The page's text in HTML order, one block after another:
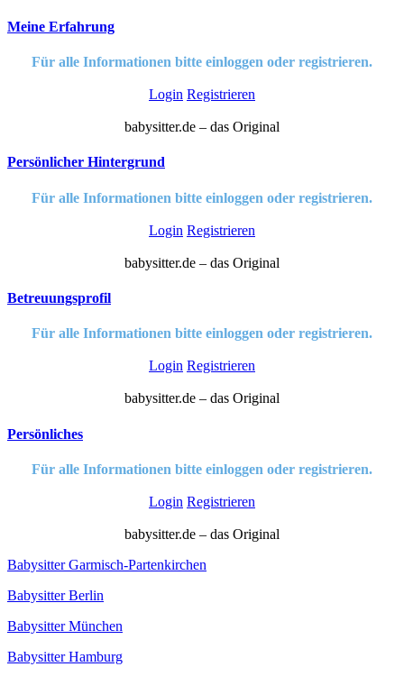
Meine Erfahrung
Für alle Informationen bitte einloggen oder registrieren.
Login Registrieren
babysitter.de – das Original
Persönlicher Hintergrund
Für alle Informationen bitte einloggen oder registrieren.
Login Registrieren
babysitter.de – das Original
Betreuungsprofil
Für alle Informationen bitte einloggen oder registrieren.
Login Registrieren
babysitter.de – das Original
Persönliches
Für alle Informationen bitte einloggen oder registrieren.
Login Registrieren
babysitter.de – das Original
Babysitter Garmisch-Partenkirchen
Babysitter Berlin
Babysitter München
Babysitter Hamburg